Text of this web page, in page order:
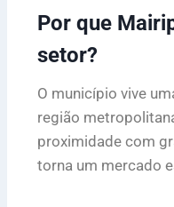
Por que
setor?
O município vive
região
proximidade com
torna um mercado